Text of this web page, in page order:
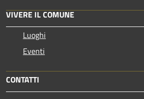
VIVERE IL COMUNE
Luoghi
Eventi
CONTATTI